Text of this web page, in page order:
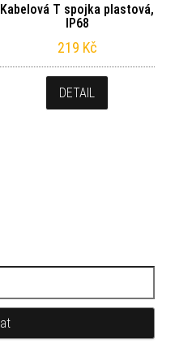
Kabelová T spojka plastová,
IP68
219 Kč
DETAIL